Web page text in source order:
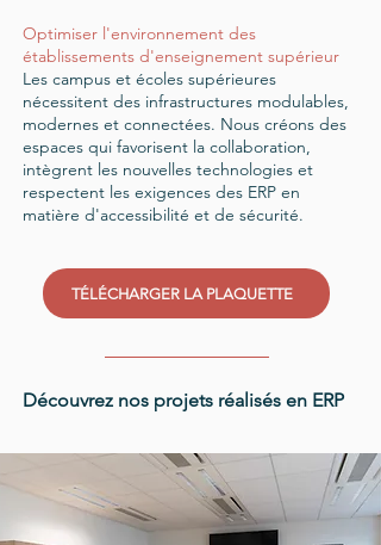
Optimiser l'environnement des
établissements d'enseignement supérieur
Les campus et écoles supérieures
nécessitent des infrastructures modulables,
modernes et connectées. Nous créons des
espaces qui favorisent la collaboration,
intègrent les nouvelles technologies et
respectent les exigences des ERP en
matière d'accessibilité et de sécurité.
TÉLÉCHARGER LA PLAQUETTE
Découvrez nos projets réalisés en ERP